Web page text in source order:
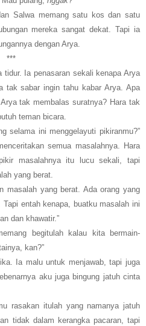
Salwa memang satu kos dan satu
mereka sangat dekat. Tapi ia
dengan Arya.
***
tidur. Ia penasaran sekali kenapa Arya
tak sabar ingin tahu kabar Arya. Apa
tak membalas suratnya? Hara tak
teman bicara.
selama ini menggelayuti pikiranmu?”
semua masalahnya. Hara
masalahnya itu lucu sekali, tapi
yang berat.
masalah yang berat. Ada orang yang
entah kenapa, buatku masalah ini
dan khawatir.”
begitulah kalau kita bermain-
kan?”
Ia malu untuk menjawab, tapi juga
aku juga bingung jatuh cinta
rasakan itulah yang namanya jatuh
tidak dalam kerangka pacaran, tapi